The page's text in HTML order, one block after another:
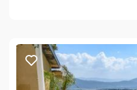
שונות, יקבים ועוד.צוות המארחים של "ארץ הגליל", סבא משה,
רויטל ויורם זרחי, ישמחו לעזור לכם בתכנון החופשה, לספר על